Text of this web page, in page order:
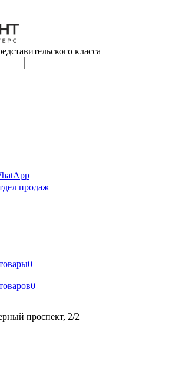
класса
продаж
0
0
проспект, 2/2